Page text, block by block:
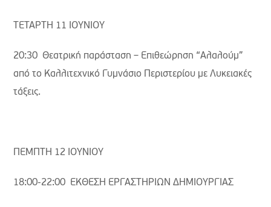
ΤΕΤΑΡΤΗ 11 ΙΟΥΝΙΟΥ
20:30 Θεατρική παράσταση – Επιθεώρηση “Αλαλούμ”
από το Καλλιτεχνικό Γυμνάσιο Περιστερίου με Λυκειακές
τάξεις.
ΠΕΜΠΤΗ 12 ΙΟΥΝΙΟΥ
18:00-22:00 ΕΚΘΕΣΗ ΕΡΓΑΣΤΗΡΙΩΝ ΔΗΜΙΟΥΡΓΙΑΣ